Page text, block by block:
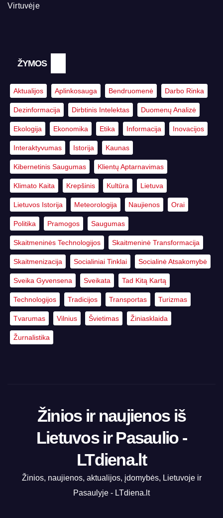
Virtuvėje
ŽYMOS
Aktualijos Aplinkosauga Bendruomenė Darbo Rinka
Dezinformacija Dirbtinis Intelektas Duomenų Analizė
Ekologija Ekonomika Etika Informacija Inovacijos
Interaktyvumas Istorija Kaunas
Kibernetinis Saugumas Klientų Aptarnavimas
Klimato Kaita Krepšinis Kultūra Lietuva
Lietuvos Istorija Meteorologija Naujienos Orai
Politika Pramogos Saugumas
Skaitmeninės Technologijos Skaitmeninė Transformacija
Skaitmenizacija Socialiniai Tinklai Socialinė Atsakomybė
Sveika Gyvensena Sveikata Tad Kitą Kartą
Technologijos Tradicijos Transportas Turizmas
Tvarumas Vilnius Švietimas Žiniasklaida
Žurnalistika
Žinios ir naujienos iš
Lietuvos ir Pasaulio -
LTdiena.lt
Žinios, naujienos, aktualijos, įdomybės, Lietuvoje ir
Pasaulyje - LTdiena.lt